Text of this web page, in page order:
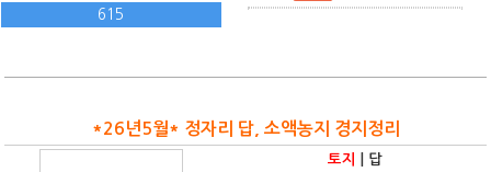
615
*26년5월* 정자리 답, 소액농지 경지정리
토지 답